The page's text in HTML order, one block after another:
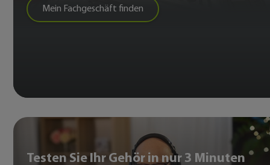
Mein Fachgeschäft finden
Testen Sie Ihr Gehör in nur 3 Minuten